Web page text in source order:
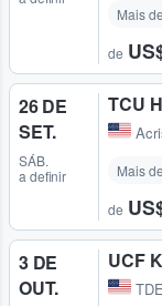
Mais
de
26 DE
SET.
SÁB.
a definir
TCU
Mais
de
3 DE
OUT.
UCF